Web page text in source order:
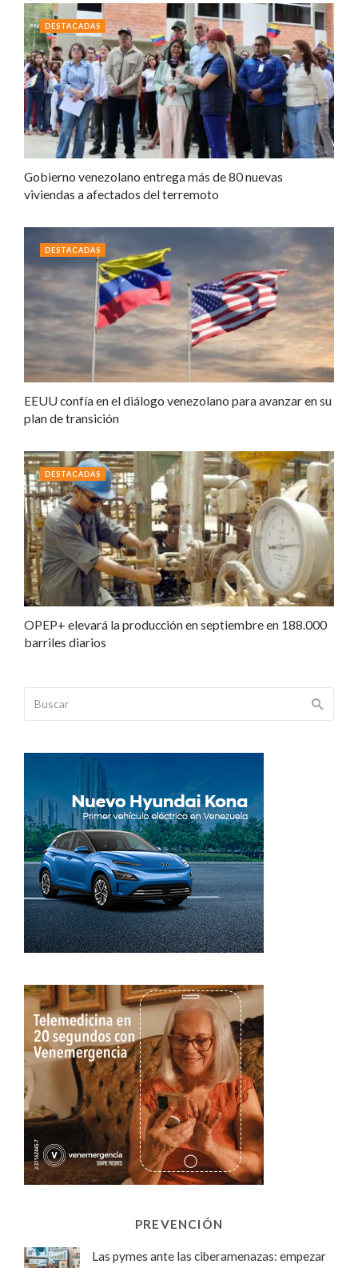
Gobierno venezolano entrega más de 80 nuevas
viviendas a afectados del terremoto
DESTACADAS
EEUU confía en el diálogo venezolano para avanzar en su
plan de transición
DESTACADAS
OPEP+ elevará la producción en septiembre en 188.000
barriles diarios
DESTACADAS
PREVENCIÓN
Las pymes ante las ciberamenazas: empezar